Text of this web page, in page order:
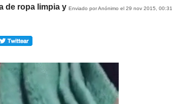
Enviado por Anónimo el 29 nov 2015, 00:31
de ropa limpia y